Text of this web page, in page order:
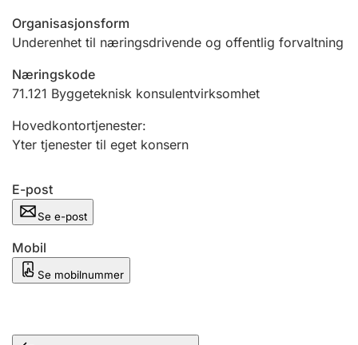
Offentlig sektor
Andre tema
Organisasjonsform
Underenhet til næringsdrivende og offentlig forvaltning
Næringskode
71.121 Byggeteknisk konsulentvirksomhet
Hovedkontortjenester:
Yter tjenester til eget konsern
E-post
Se e-post
Mobil
Se mobilnummer